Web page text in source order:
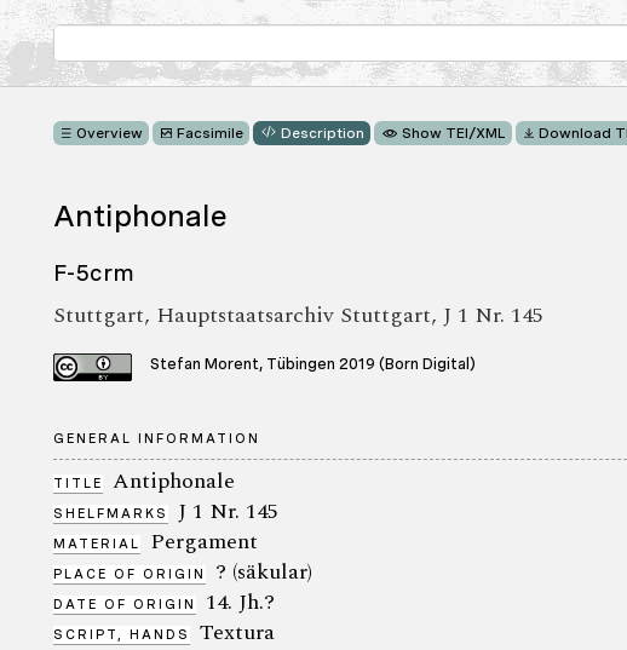
Overview Facsimile Description Show TEI/XML Download
Antiphonale
F-5crm
Stuttgart, Hauptstaatsarchiv Stuttgart, J 1 Nr. 145
Stefan Morent, Tübingen 2019 (Born Digital)
GENERAL INFORMATION
TITLE Antiphonale
SHELFMARKS J 1 Nr. 145
MATERIAL Pergament
PLACE OF ORIGIN ? (säkular)
DATE OF ORIGIN 14. Jh.?
SCRIPT, HANDS Textura